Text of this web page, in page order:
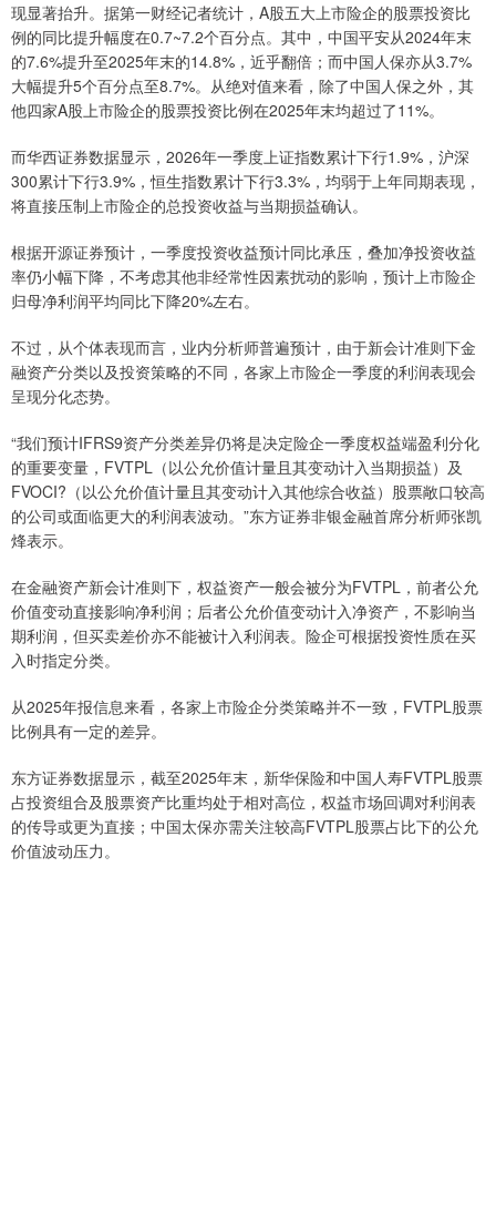
现显著抬升。据第一财经记者统计，A股五大上市险企的股票投资比
例的同比提升幅度在0.7~7.2个百分点。其中，中国平安从2024年末
的7.6%提升至2025年末的14.8%，近乎翻倍；而中国人保亦从3.7%
大幅提升5个百分点至8.7%。从绝对值来看，除了中国人保之外，其
他四家A股上市险企的股票投资比例在2025年末均超过了11%。
而华西证券数据显示，2026年一季度上证指数累计下行1.9%，沪深
300累计下行3.9%，恒生指数累计下行3.3%，均弱于上年同期表现，
将直接压制上市险企的总投资收益与当期损益确认。
根据开源证券预计，一季度投资收益预计同比承压，叠加净投资收益
率仍小幅下降，不考虑其他非经常性因素扰动的影响，预计上市险企
归母净利润平均同比下降20%左右。
不过，从个体表现而言，业内分析师普遍预计，由于新会计准则下金
融资产分类以及投资策略的不同，各家上市险企一季度的利润表现会
呈现分化态势。
“我们预计IFRS9资产分类差异仍将是决定险企一季度权益端盈利分化
的重要变量，FVTPL（以公允价值计量且其变动计入当期损益）及
FVOCI?（以公允价值计量且其变动计入其他综合收益）股票敞口较高
的公司或面临更大的利润表波动。”东方证券非银金融首席分析师张凯
烽表示。
在金融资产新会计准则下，权益资产一般会被分为FVTPL，前者公允
价值变动直接影响净利润；后者公允价值变动计入净资产，不影响当
期利润，但买卖差价亦不能被计入利润表。险企可根据投资性质在买
入时指定分类。
从2025年报信息来看，各家上市险企分类策略并不一致，FVTPL股票
比例具有一定的差异。
东方证券数据显示，截至2025年末，新华保险和中国人寿FVTPL股票
占投资组合及股票资产比重均处于相对高位，权益市场回调对利润表
的传导或更为直接；中国太保亦需关注较高FVTPL股票占比下的公允
价值波动压力。